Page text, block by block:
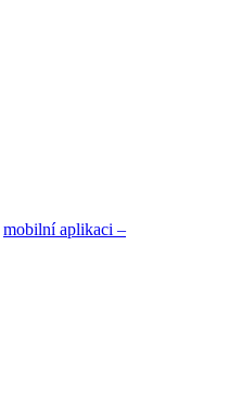
mobilní aplikaci –